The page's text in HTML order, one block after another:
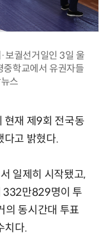
보궐선거일인 3일 울
학교에서 유권자들
스
현재 제9회 전국동
다고 밝혔다.
일제히 시작됐고,
332만829명이 투
의 동시간대 투표
치다.